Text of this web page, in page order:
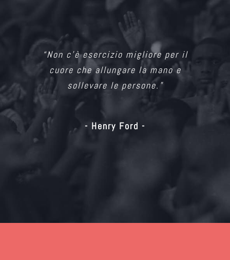
“Non c’è esercizio migliore per il
cuore che allungare la mano e
sollevare le persone.”
- Henry Ford -